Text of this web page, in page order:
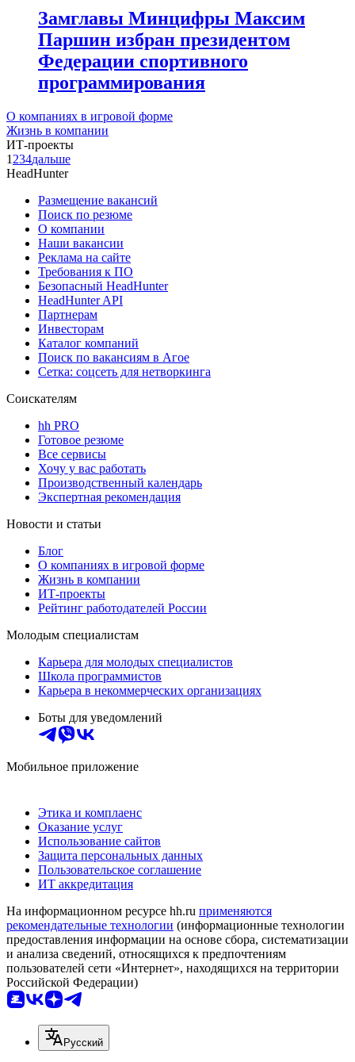
Замглавы Минцифры Максим
Паршин избран президентом
Федерации спортивного
программирования
О компаниях в игровой форме
Жизнь в компании
ИТ-проекты
1 234дальше
HeadHunter
Размещение вакансий
Поиск по резюме
О компании
Наши вакансии
Реклама на сайте
Требования к ПО
Безопасный HeadHunter
HeadHunter API
Партнерам
Инвесторам
Каталог компаний
Поиск по вакансиям в Агое
Сетка: соцсеть для нетворкинга
Соискателям
hh PRO
Готовое резюме
Все сервисы
Хочу у вас работать
Производственный календарь
Экспертная рекомендация
Новости и статьи
Блог
О компаниях в игровой форме
Жизнь в компании
ИТ-проекты
Рейтинг работодателей России
Молодым специалистам
Карьера для молодых специалистов
Школа программистов
Карьера в некоммерческих организациях
Боты для уведомлений
Мобильное приложение
Этика и комплаенс
Оказание услуг
Использование сайтов
Защита персональных данных
Пользовательское соглашение
ИТ аккредитация
На информационном ресурсе hh.ru применяются
рекомендательные технологии (информационные технологии
предоставления информации на основе сбора, систематизации
и анализа сведений, относящихся к предпочтениям
пользователей сети «Интернет», находящихся на территории
Российской Федерации)
Русский